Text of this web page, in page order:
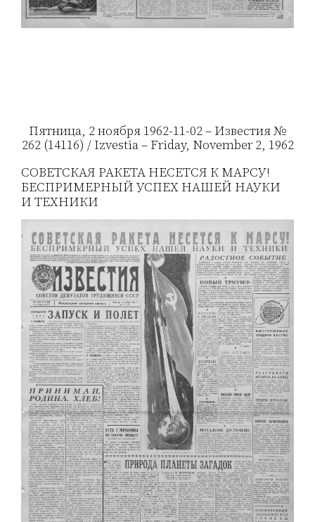
Пятница, 2 ноября 1962-11-02 – Известия №
262 (14116) / Izvestia – Friday, November 2, 1962
СОВЕТСКАЯ РАКЕТА НЕСЕТСЯ К МАРСУ!
БЕСПРИМЕРНЫЙ УСПЕХ НАШЕЙ НАУКИ
И ТЕХНИКИ